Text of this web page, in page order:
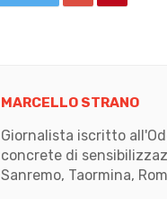
MARCELLO STRANO
Giornalista iscritto
concrete di
Sanremo, Taormina,